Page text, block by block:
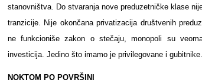
stanovništva. Do stvaranja nove preduzetničke klase
tranzicije. Nije okončana privatizacija društvenih
ne funkcioniše zakon o stečaju, monopoli su
investicija. Jedino što imamo je privilegovane i gubitnike.
NOKTOM PO POVRŠINI